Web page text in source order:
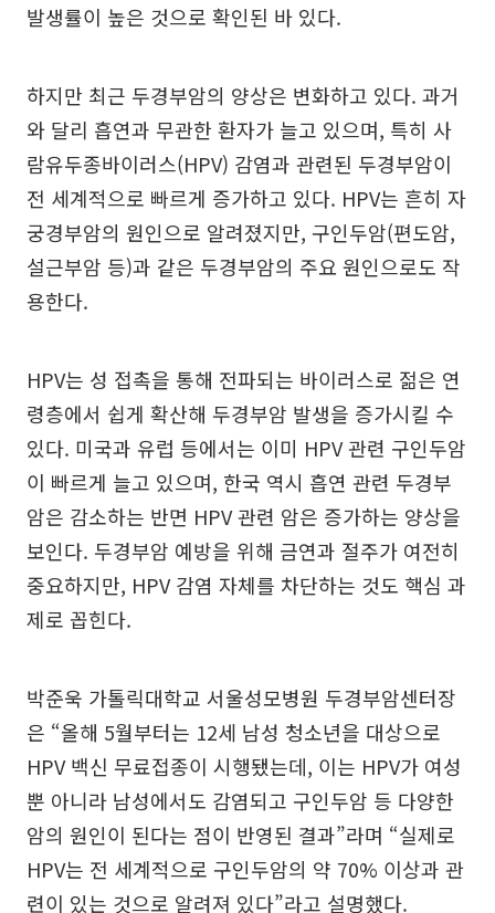
발생률이 높은 것으로 확인된 바 있다.
하지만 최근 두경부암의 양상은 변화하고 있다. 과거
와 달리 흡연과 무관한 환자가 늘고 있으며, 특히 사
람유두종바이러스(HPV) 감염과 관련된 두경부암이
전 세계적으로 빠르게 증가하고 있다. HPV는 흔히 자
궁경부암의 원인으로 알려졌지만, 구인두암(편도암,
설근부암 등)과 같은 두경부암의 주요 원인으로도 작
용한다.
HPV는 성 접촉을 통해 전파되는 바이러스로 젊은 연
령층에서 쉽게 확산해 두경부암 발생을 증가시킬 수
있다. 미국과 유럽 등에서는 이미 HPV 관련 구인두암
이 빠르게 늘고 있으며, 한국 역시 흡연 관련 두경부
암은 감소하는 반면 HPV 관련 암은 증가하는 양상을
보인다. 두경부암 예방을 위해 금연과 절주가 여전히
중요하지만, HPV 감염 자체를 차단하는 것도 핵심 과
제로 꼽힌다.
박준욱 가톨릭대학교 서울성모병원 두경부암센터장
은 “올해 5월부터는 12세 남성 청소년을 대상으로
HPV 백신 무료접종이 시행됐는데, 이는 HPV가 여성
뿐 아니라 남성에서도 감염되고 구인두암 등 다양한
암의 원인이 된다는 점이 반영된 결과”라며 “실제로
HPV는 전 세계적으로 구인두암의 약 70% 이상과 관
련이 있는 것으로 알려져 있다”라고 설명했다.